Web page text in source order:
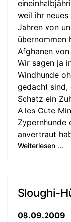
weil ihr neues
Jahren von
übernommen
Afghanen
Wir sagen ja
Windhunde
gedacht sind,
Schatz ein
Alles Gute
Zypernhunde
anvertraut
Weiterlesen ...
Sloughi-
08.09.2009